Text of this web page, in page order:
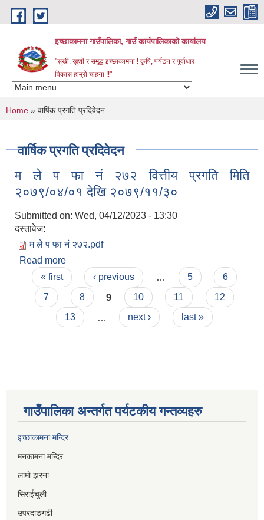
Skip to main content
इच्छाकामना गाउँपालिका, गाउँ कार्यपालिकाको कार्यालय
"सुखी, खुशी र समृद्ध इच्छाकामना ! कृषि, पर्यटन र पूर्वाधार
विकास हाम्रो चाहना !!"
You are here
Home » वार्षिक प्रगति प्रदिवेदन
वार्षिक प्रगति प्रदिवेदन
म ले प फा नं २७२ वित्तीय प्रगति मिति
२०७९/०४/०१ देखि २०७९/११/३०
Submitted on: Wed, 04/12/2023 - 13:30
दस्तावेज:
म ले प फा नं २७२.pdf
Read more
देखि २०७९/११/३०
Pages
« first ‹ previous 5
6
7
8 9 10 11
12
13
next › last »
गाउँपालिका अन्तर्गत पर्यटकीय गन्तव्यहरु
इच्छाकामना मन्दिर
मनकामना मन्दिर
लामो झरना
सिराईचुली
उपरदाङगढी